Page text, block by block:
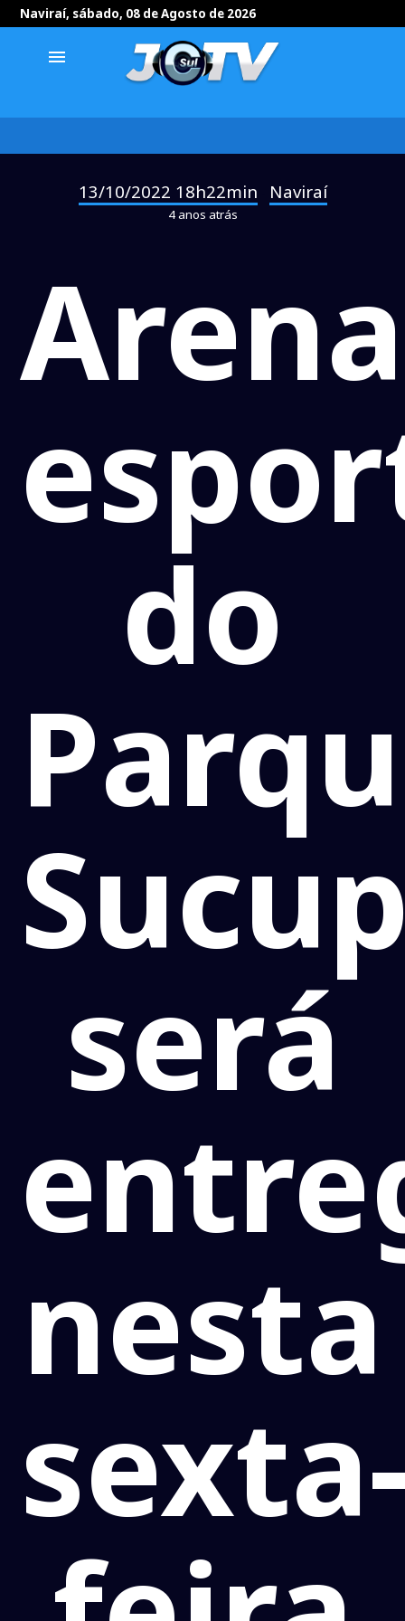
Naviraí, sábado, 08 de Agosto de 2026
menu
13/10/2022 18h22min Naviraí
4 anos atrás
Arena
do
será
nesta